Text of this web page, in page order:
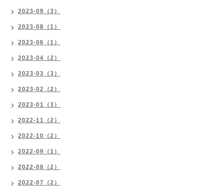
2023-09（3）
2023-08（1）
2023-06（1）
2023-04（2）
2023-03（3）
2023-02（2）
2023-01（3）
2022-11（2）
2022-10（2）
2022-09（1）
2022-08（2）
2022-07（2）